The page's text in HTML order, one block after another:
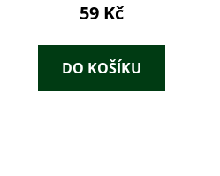
59 Kč
DO KOŠÍKU